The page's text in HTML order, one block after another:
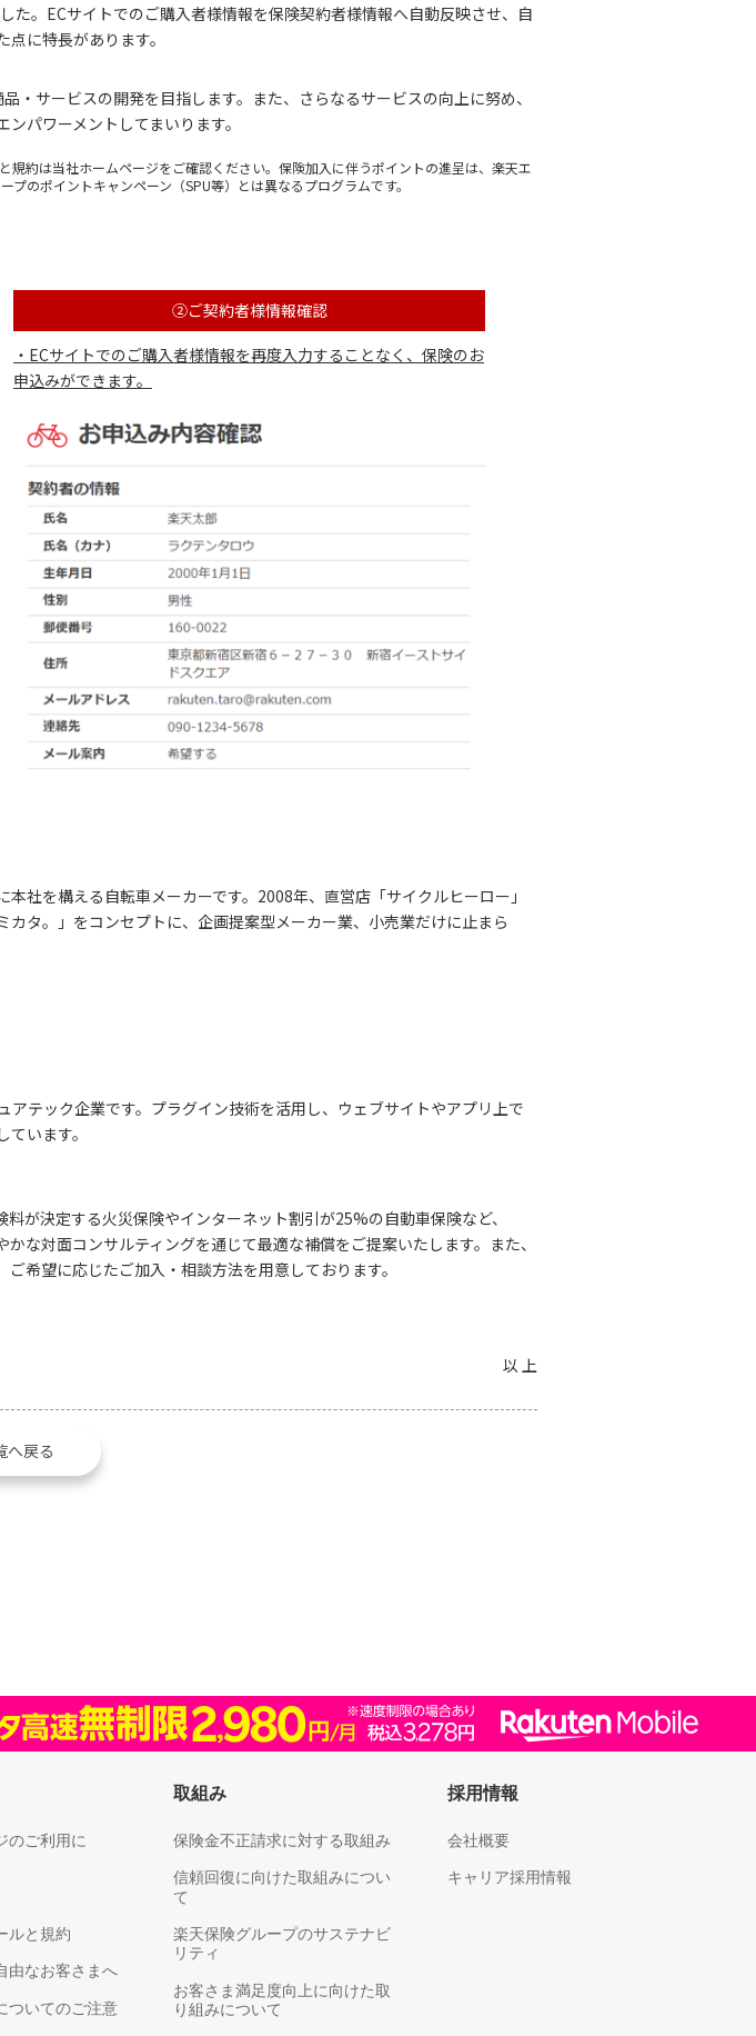
。ECサイトでのご購入者様情報を保険契約者様情報へ自動反映させ、自
に特長があります。
サービスの開発を目指します。また、さらなるサービスの向上に努め、
パワーメントしてまいります。
約は当社ホームページをご確認ください。保険加入に伴うポイントの進呈は、楽天エ
のポイントキャンペーン（SPU等）とは異なるプログラムです。
②ご契約者様情報確認
・ECサイトでのご購入者様情報を再度入力することなく、保険のお
申込みができます。
社を構える自転車メーカーです。2008年、直営店「サイクルヒーロー」
タ。」をコンセプトに、企画提案型メーカー業、小売業だけに止まら
テック企業です。プラグイン技術を活用し、ウェブサイトやアプリ上で
います。
が決定する火災保険やインターネット割引が25%の自動車保険など、
な対面コンサルティングを通じて最適な補償をご提案いたします。また、
希望に応じたご加入・相談方法を用意しております。
以 上
へ戻る
のご利用に
ルと規約
由なお客さまへ
ついてのご注意
取組み
保険金不正請求に対する取組み
信頼回復に向けた取組みについ
て
楽天保険グループのサステナビ
リティ
お客さま満足度向上に向けた取
り組みについて
採用情報
会社概要
キャリア採用情報